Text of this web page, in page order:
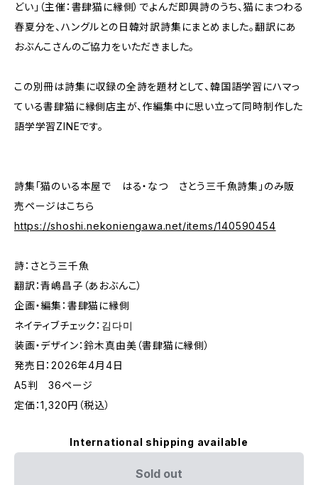
どい」（主催：書肆猫に縁側）でよんだ即興詩のうち、猫にまつわる
春夏分を、ハングルとの日韓対訳詩集にまとめました。翻訳にあ
おぶんこさんのご協力をいただきました。
この別冊は詩集に収録の全詩を題材として、韓国語学習にハマっ
ている書肆猫に縁側店主が、作編集中に思い立って同時制作した
語学学習ZINEです。
詩集「猫のいる本屋で はる・なつ さとう三千魚詩集」のみ販
売ページはこちら
https://shoshi.nekoniengawa.net/items/140590454
詩：さとう三千魚
翻訳：青嶋昌子（あおぶんこ）
企画・編集：書肆猫に縁側
ネイティブチェック：김다미
装画・デザイン：鈴木真由美（書肆猫に縁側）
発売日：2026年4月4日
A5判 36ページ
定価：1,320円（税込）
International shipping available
Sold out